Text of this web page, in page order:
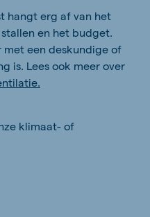
hangt erg af van het
en het budget.
een deskundige of
is. Lees ook meer over
klimaat- of